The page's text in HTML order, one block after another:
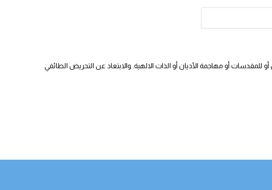
للمقدسات أو مهاجمة الأديان أو الذات الالهية. والابتعاد عن التحريض الطائفي